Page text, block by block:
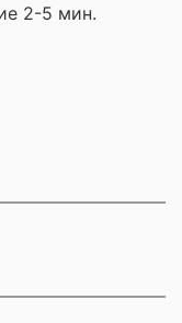
2-5 мин.